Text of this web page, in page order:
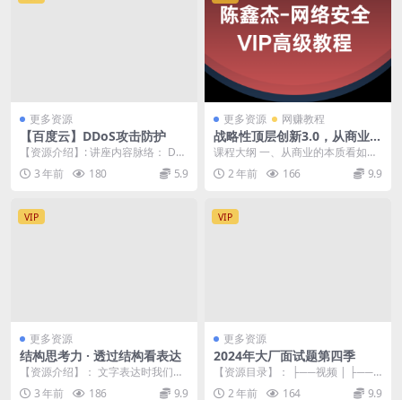
更多资源
【百度云】DDoS攻击防护
【资源介绍】: 讲座内容脉络： DD
oS攻击的发展趋势（规模、持续时
间及来源） ...
3 年前 180 5.9
更多资源 网赚教程
战略性顶层创新3.0，从商业本
质看如何做好模式创新
课程大纲 一、从商业的本质看如何
做好商业模式创新？ 1、商业的本
质是什么？ 2、...
2 年前 166 9.9
VIP
更多资源
结构思考力 · 透过结构看表达
【资源介绍】： 文字表达时我们常
常遇到这样的困境： 很难快速构建
3 年前 186 9.9
VIP
更多资源
2024年大厂面试题第四季
【资源目录】： ├──视频 | ├──0
1_课程简介.mp4 22.09M | ...
2 年前 164 9.9